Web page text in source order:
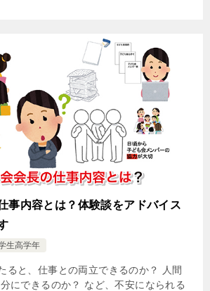
事内容とは？体験談をアドバイス
生高学年
ると、仕事との両立できるのか？ 人間
にできるのか？ など、不安になられる